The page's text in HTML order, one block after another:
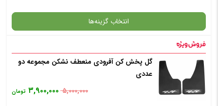
✧ چت با پشتیبان واتس آپ
انتخاب گزینه‌ها
گارانتی
انتخاب رنگ: فیبر کربن
گل پخش کن آفرودی منعطف نشکن مجموعه دو
عددی
۵,۰۰۰,۰۰۰ ۳,۹۰۰,۰۰۰ تومان